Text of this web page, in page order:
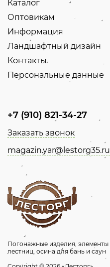
Погонажные изделия, элементы
лестниц, осина для бань и саун
Каталог
Оптовикам
Информация
Ландшафтный дизайн
Контакты
Персональные данные
+7 (910) 821-34-27
Заказать звонок
magazin.yar@lestorg35.ru